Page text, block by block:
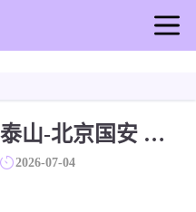
2026-07-04 中超 山东泰山-北京国安 录像[咪咕体育]
2026-07-04